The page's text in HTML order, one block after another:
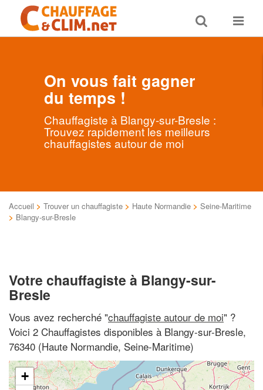
Toggle
search
Toggle
On vous fait gagner
du temps !
Chauffagiste à Blangy-sur-Bresle :
Trouvez rapidement les meilleurs
chauffagistes autour de moi
Accueil > Trouver un chauffagiste > Haute Normandie > Seine-Maritime
> Blangy-sur-Bresle
Votre chauffagiste à Blangy-sur-
Bresle
Vous avez recherché "chauffagiste autour de moi" ?
Voici 2 Chauffagistes disponibles à Blangy-sur-Bresle,
76340 (Haute Normandie, Seine-Maritime)
+